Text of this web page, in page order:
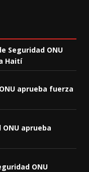
Seguridad ONU
Haití
aprueba fuerza
aprueba
ONU